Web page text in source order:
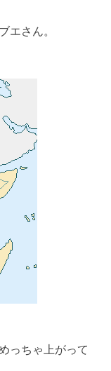
エさん。
っちゃ上がって